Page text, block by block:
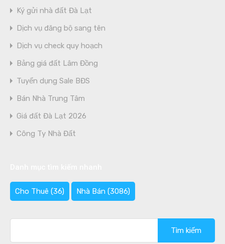
Ký gửi nhà đất Đà Lạt
Dịch vụ đăng bộ sang tên
Dịch vụ check quy hoạch
Bảng giá đất Lâm Đồng
Tuyển dụng Sale BĐS
Bán Nhà Trung Tâm
Giá đất Đà Lạt 2026
Công Ty Nhà Đất
Cho Thuê (36) Nhà Bán (3086)
kiếm
cho: